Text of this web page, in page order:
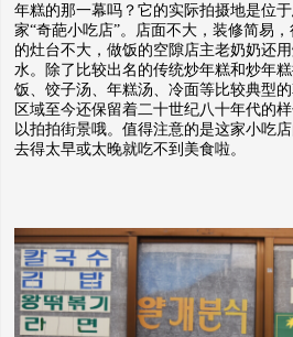
年糕的那一幕吗？它的实际拍摄地是位
家“奇葩小吃店”。店面不大，装修简易
的灶台不大，做饭的空隙店主老奶奶还
水。除了比较出名的传统炒年糕和炒年
饭、饺子汤、年糕汤、冷面等比较典型
区域至今还保留着二十世纪八十年代的
以拍拍街景哦。值得注意的是这家小吃
去得太早或太晚就吃不到美食啦。